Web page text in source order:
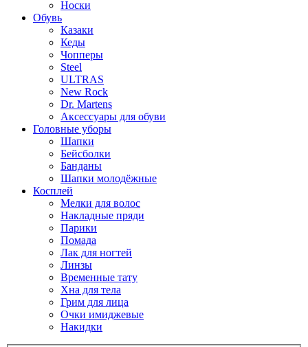
Носки
Обувь
Казаки
Кеды
Чопперы
Steel
ULTRAS
New Rock
Dr. Martens
Аксессуары для обуви
Головные уборы
Шапки
Бейсболки
Банданы
Шапки молодёжные
Косплей
Мелки для волос
Накладные пряди
Парики
Помада
Лак для ногтей
Линзы
Временные тату
Хна для тела
Грим для лица
Очки имиджевые
Накидки